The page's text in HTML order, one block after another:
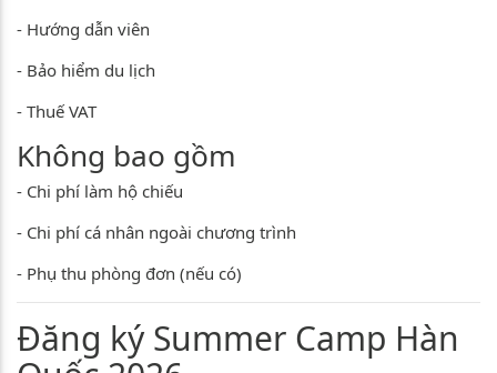
- Hướng dẫn viên
- Bảo hiểm du lịch
- Thuế VAT
Không bao gồm
- Chi phí làm hộ chiếu
- Chi phí cá nhân ngoài chương trình
- Phụ thu phòng đơn (nếu có)
Đăng ký Summer Camp Hàn